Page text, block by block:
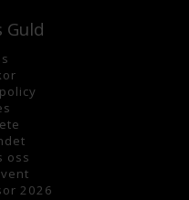
Guld
oss
2026